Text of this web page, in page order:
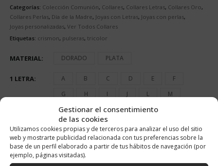
Gestionar el consentimiento
de las cookies
Utilizamos cookies propias y de terceros para analizar el uso del sitio
web y mostrarte publicidad relacionada con tus preferencias sobre la
base de un perfil elaborado a partir de tus hábitos de navegación (por
ejemplo, páginas visitadas).
Categorías: Colección Comunión, Collares, Collares Letras, Collares Oro,
Collares Perlas, Día de la Madre, Joyas con Letras, Joyas con perlas,
Joyas personalizadas, Ver Todos Collares
Etiquetas: crismon, pulseras, tricolor
MATERIAL DORADO PLATA
1 LETRA A B C D E
F
G
H I J L
M
N
O P R S
2 LETRA *NO* A B C D
E
G